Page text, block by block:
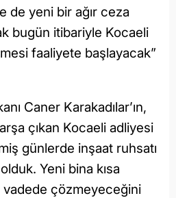
de yeni bir ağır ceza
bugün itibariyle Kocaeli
faaliyete başlayacak”
Caner Karakadılar’ın,
arşa çıkan Kocaeli adliyesi
günlerde inşaat ruhsatı
Yeni bina kısa
çözmeyeceğini